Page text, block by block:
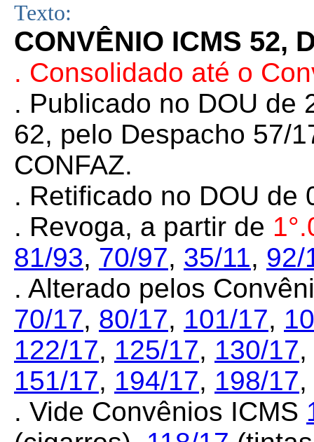
Texto:
CONVÊNIO ICMS 52,
. Consolidado até o
. Publicado no DOU de
62, pelo Despacho 57/
CONFAZ.
. Retificado no DOU de
. Revoga, a partir de
81/93, 70/97, 35/11, 92/
. Alterado pelos
70/17, 80/17, 101/17,
122/17, 125/17, 130/17,
151/17, 194/17, 198/17,
. Vide Convênios ICMS